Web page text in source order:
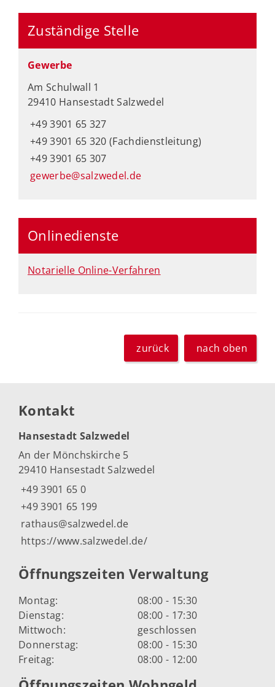
Zuständige Stelle
Gewerbe
Am Schulwall 1
29410 Hansestadt Salzwedel
+49 3901 65 327
+49 3901 65 320 (Fachdienstleitung)
+49 3901 65 307
gewerbe@salzwedel.de
Onlinedienste
Notarielle Online-Verfahren
zurück nach oben
Kontakt
Hansestadt Salzwedel
An der Mönchskirche 5
29410 Hansestadt Salzwedel
+49 3901 65 0
+49 3901 65 199
rathaus@salzwedel.de
https://www.salzwedel.de/
Öffnungszeiten Verwaltung
Montag:
08:00 - 15:30
Dienstag:
08:00 - 17:30
Mittwoch:
geschlossen
Donnerstag:
08:00 - 15:30
Freitag:
08:00 - 12:00